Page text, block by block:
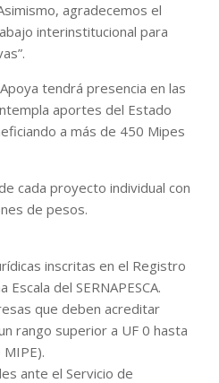
agradecemos el
interinstitucional para
tendrá presencia en las
aportes del Estado
a más de 450 Mipes
cada proyecto individual con
de pesos.
inscritas en el Registro
del SERNAPESCA.
que deben acreditar
rango superior a UF 0 hasta
ante el Servicio de